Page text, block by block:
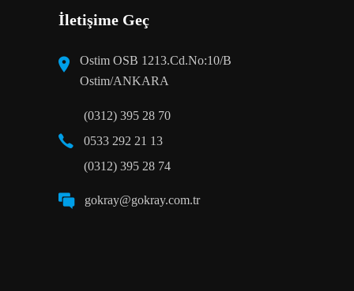
İletişime Geç
Ostim OSB 1213.Cd.No:10/B
Ostim/ANKARA
(0312) 395 28 70
0533 292 21 13
(0312) 395 28 74
gokray@gokray.com.tr